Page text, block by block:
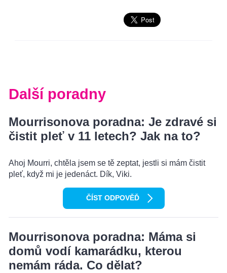
Další poradny
Mourrisonova poradna: Je zdravé si
čistit pleť v 11 letech? Jak na to?
Ahoj Mourri, chtěla jsem se tě zeptat, jestli si mám čistit
pleť, když mi je jedenáct. Dík, Viki.
ČÍST ODPOVĚĎ
Mourrisonova poradna: Máma si
domů vodí kamarádku, kterou
nemám ráda. Co dělat?